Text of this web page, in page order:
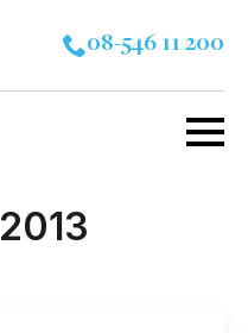
08-546 11 200
2013